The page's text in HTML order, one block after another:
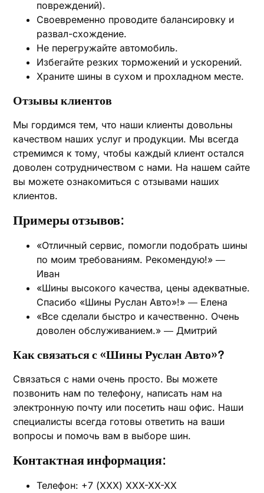
повреждений).
Своевременно проводите балансировку и
развал-схождение.
Не перегружайте автомобиль.
Избегайте резких торможений и ускорений.
Храните шины в сухом и прохладном месте.
Отзывы клиентов
Мы гордимся тем, что наши клиенты довольны
качеством наших услуг и продукции. Мы всегда
стремимся к тому, чтобы каждый клиент остался
доволен сотрудничеством с нами. На нашем сайте
вы можете ознакомиться с отзывами наших
клиентов.
Примеры отзывов:
«Отличный сервис, помогли подобрать шины
по моим требованиям. Рекомендую!» ―
Иван
«Шины высокого качества, цены адекватные.
Спасибо «Шины Руслан Авто»!» ― Елена
«Все сделали быстро и качественно. Очень
доволен обслуживанием.» ― Дмитрий
Как связаться с «Шины Руслан Авто»?
Связаться с нами очень просто. Вы можете
позвонить нам по телефону, написать нам на
электронную почту или посетить наш офис. Наши
специалисты всегда готовы ответить на ваши
вопросы и помочь вам в выборе шин.
Контактная информация:
Телефон: +7 (XXX) XXX-XX-XX